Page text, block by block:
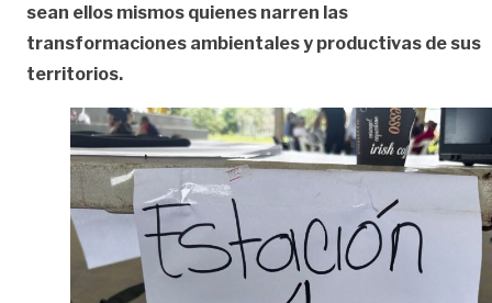
sean ellos mismos quienes narren las
transformaciones ambientales y productivas de sus
territorios.